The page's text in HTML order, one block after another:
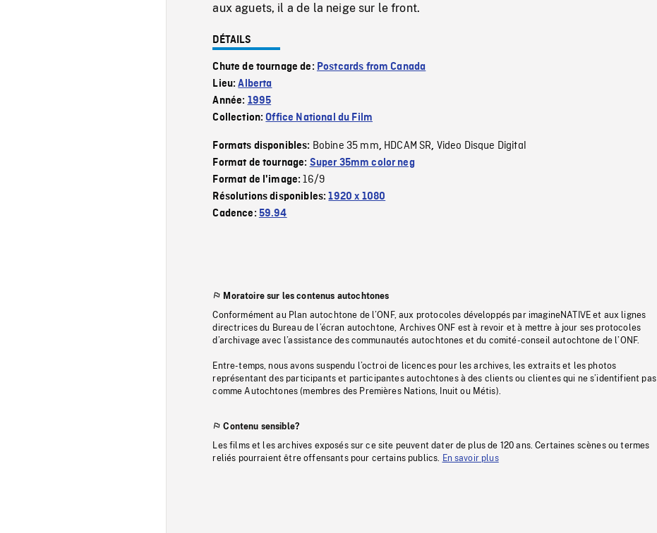
aux aguets, il a de la neige sur le front.
DÉTAILS
Chute de tournage de: Postcards from Canada
Lieu:Alberta
Année: 1995
Collection:Office National du Film
Formats disponibles: Bobine 35 mm, HDCAM SR, Video Disque Digital
Format de tournage: Super 35mm color neg
Format de l'image:16/9
Résolutions disponibles:1920 x 1080
Cadence: 59.94
Moratoire sur les contenus autochtones
Conformément au Plan autochtone de l’ONF, aux protocoles développés par imagineNATIVE et aux lignes
directrices du Bureau de l’écran autochtone, Archives ONF est à revoir et à mettre à jour ses protocoles
d’archivage avec l’assistance des communautés autochtones et du comité-conseil autochtone de l’ONF.
Entre-temps, nous avons suspendu l’octroi de licences pour les archives, les extraits et les photos
représentant des participants et participantes autochtones à des clients ou clientes qui ne s’identifient pas
comme Autochtones (membres des Premières Nations, Inuit ou Métis).
Contenu sensible?
Les films et les archives exposés sur ce site peuvent dater de plus de 120 ans. Certaines scènes ou termes
reliés pourraient être offensants pour certains publics.
En savoir plus